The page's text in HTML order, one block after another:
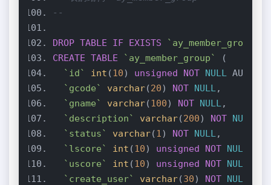
--
DROP TABLE IF EXISTS `ay_member_group`
CREATE TABLE `ay_member_group`
`id`
int (10) unsigned NOT NULL
`gcode`
varchar(20) NOT NULL
`gname`
varchar(100) NOT NULL
`description`
varchar(200) NOT NULL
`status`
varchar(1) NOT NULL
`lscore`
int (10) unsigned NOT NULL
`uscore`
int (10) unsigned NOT NULL
`create_user`
varchar(30) NOT NULL